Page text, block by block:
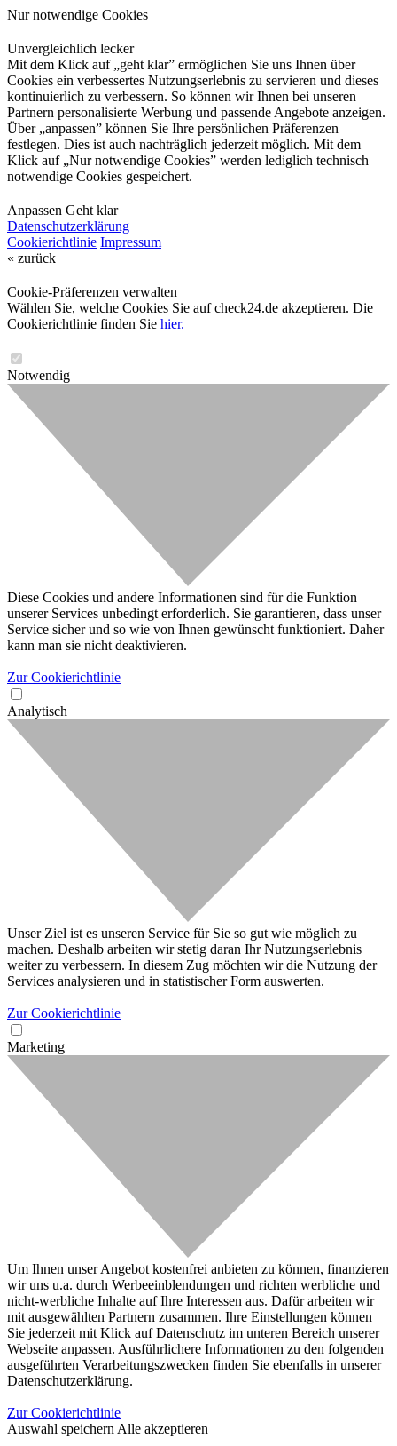
Nur notwendige Cookies
Unvergleichlich lecker
Mit dem Klick auf „geht klar” ermöglichen Sie uns Ihnen über
Cookies ein verbessertes Nutzungserlebnis zu servieren und dieses
kontinuierlich zu verbessern. So können wir Ihnen bei unseren
Partnern personalisierte Werbung und passende Angebote anzeigen.
Über „anpassen” können Sie Ihre persönlichen Präferenzen
festlegen. Dies ist auch nachträglich jederzeit möglich. Mit dem
Klick auf „Nur notwendige Cookies” werden lediglich technisch
notwendige Cookies gespeichert.
Anpassen Geht klar
Datenschutzerklärung
Cookierichtlinie Impressum
« zurück
Cookie-Präferenzen verwalten
Wählen Sie, welche Cookies Sie auf check24.de akzeptieren. Die
Cookierichtlinie finden Sie hier.
Notwendig
Diese Cookies und andere Informationen sind für die Funktion
unserer Services unbedingt erforderlich. Sie garantieren, dass unser
Service sicher und so wie von Ihnen gewünscht funktioniert. Daher
kann man sie nicht deaktivieren.
Zur Cookierichtlinie
Analytisch
Unser Ziel ist es unseren Service für Sie so gut wie möglich zu
machen. Deshalb arbeiten wir stetig daran Ihr Nutzungserlebnis
weiter zu verbessern. In diesem Zug möchten wir die Nutzung der
Services analysieren und in statistischer Form auswerten.
Zur Cookierichtlinie
Marketing
Um Ihnen unser Angebot kostenfrei anbieten zu können, finanzieren
wir uns u.a. durch Werbeeinblendungen und richten werbliche und
nicht-werbliche Inhalte auf Ihre Interessen aus. Dafür arbeiten wir
mit ausgewählten Partnern zusammen. Ihre Einstellungen können
Sie jederzeit mit Klick auf Datenschutz im unteren Bereich unserer
Webseite anpassen. Ausführlichere Informationen zu den folgenden
ausgeführten Verarbeitungszwecken finden Sie ebenfalls in unserer
Datenschutzerklärung.
Zur Cookierichtlinie
Auswahl speichern Alle akzeptieren